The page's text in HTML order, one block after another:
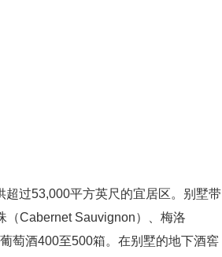
过53,000平方英尺的宜居区。别墅带
（Cabernet Sauvignon）、梅洛
萄酒400至500箱。在别墅的地下酒窖